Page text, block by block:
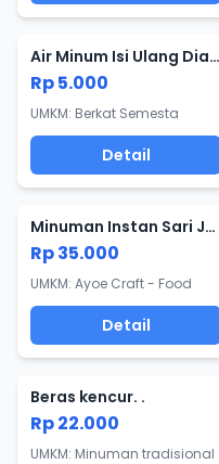
Air Minum Isi Ulang Diambil
Rp 5.000
UMKM: Berkat Semesta
Detail
Minuman Instan Sari Jahe Merah 200 gram
Rp 35.000
UMKM: Ayoe Craft - Food
Detail
Beras kencur. .
Rp 22.000
UMKM: Minuman tradisional